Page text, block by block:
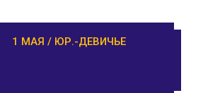
РАМЕШКИ / НИКОЛЬСКОЕ
1 МАЯ / ЮР.-ДЕВИЧЬЕ